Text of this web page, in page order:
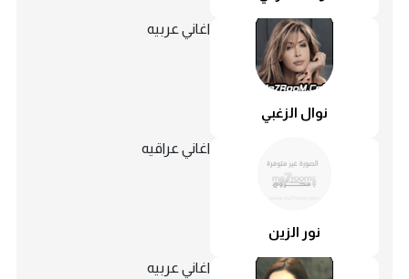
نوال الزغبي
اغاني عربيه
نور الزين
اغاني عراقيه
اغاني عربيه